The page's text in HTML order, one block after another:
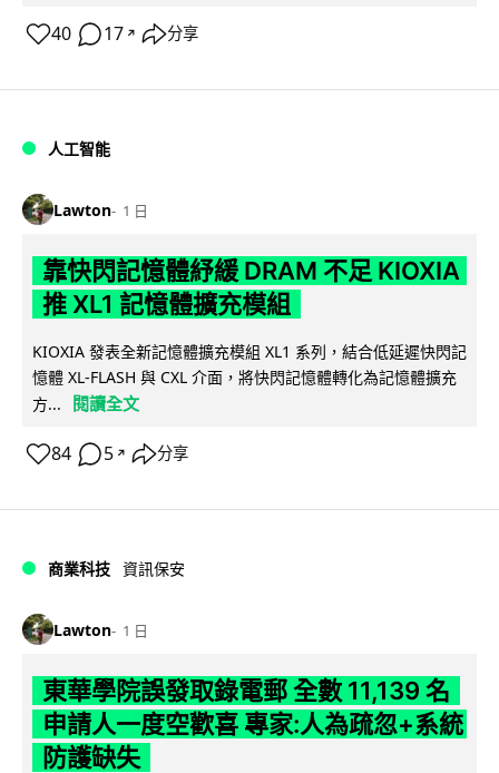
40 17 ↗ 分享
人工智能
Lawton 1 日
靠快閃記憶體紓緩 DRAM 不足 KIOXIA
推 XL1 記憶體擴充模組
KIOXIA 發表全新記憶體擴充模組 XL1 系列，結合低延遲快閃記
憶體 XL-FLASH 與 CXL 介面，將快閃記憶體轉化為記憶體擴充
方...
閱讀全文
84 5 ↗ 分享
商業科技 資訊保安
Lawton 1 日
東華學院誤發取錄電郵 全數 11,139 名
申請人一度空歡喜 專家:人為疏忽+系統
防護缺失